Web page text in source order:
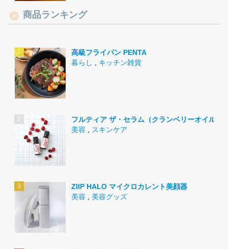
商品ランキング
高級フライパン PENTA
暮らし
キッチン雑貨
フルティア ザ・セラム（クランベリーオイル）
美容
スキンケア
ZIIP HALO マイクロカレント美顔器
美容
美容グッズ